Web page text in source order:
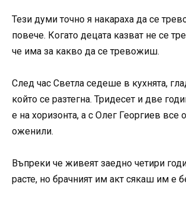
Тези думи точно я накараха да се
повече. Когато децата казват не се
че има за какво да се тревожиш.
След час Светла седеше в кухнята,
който се разтегна. Тридесет и две
е на хоризонта, а с Олег Георгиев все
оженили.
Въпреки че живеят заедно четири
расте, но брачният им акт сякаш им е